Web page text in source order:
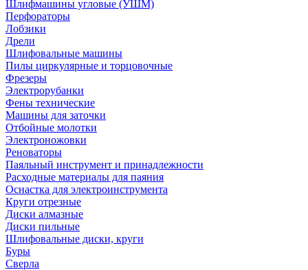
Шлифмашины угловые (УШМ)
Перфораторы
Лобзики
Дрели
Шлифовальные машины
Пилы циркулярные и торцовочные
Фрезеры
Электрорубанки
Фены технические
Машины для заточки
Отбойные молотки
Электроножовки
Реноваторы
Паяльный инструмент и принадлежности
Расходные материалы для паяния
Оснастка для электроинструмента
Круги отрезные
Диски алмазные
Диски пильные
Шлифовальные диски, круги
Буры
Сверла